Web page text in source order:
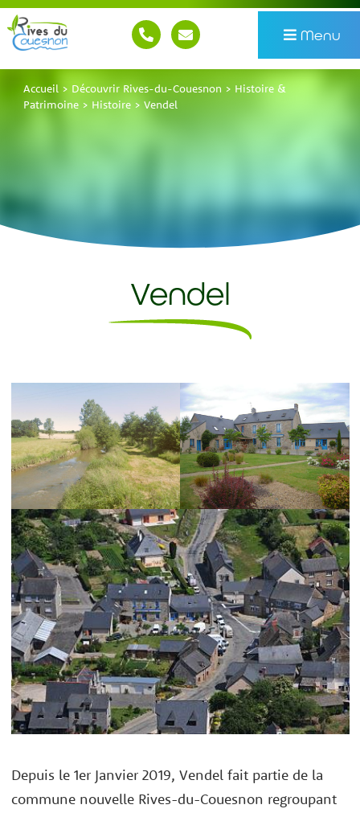
Menu
Accueil > Découvrir Rives-du-Couesnon> Histoire &
Patrimoine> Histoire> Vendel
Vendel
Depuis le 1er Janvier 2019, Vendel fait partie de la
commune nouvelle Rives-du-Couesnon regroupant